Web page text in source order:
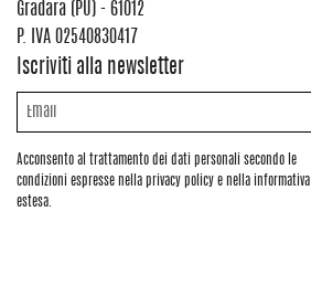
Gradara (PU) - 61012
P. IVA 02540830417
Iscriviti alla newsletter
Acconsento al trattamento dei dati personali secondo le
condizioni espresse nella privacy policy e nella informativa
estesa.